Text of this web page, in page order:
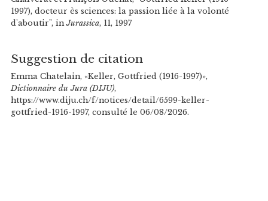
1997), docteur ès sciences: la passion liée à la volonté
d'aboutir", inJurassica, 11, 1997
Suggestion de citation
Emma Chatelain, «Keller, Gottfried (1916-1997)»,
Dictionnaire du Jura (DIJU),
https://www.diju.ch/f/notices/detail/6599-keller-
gottfried-1916-1997, consulté le 06/08/2026.